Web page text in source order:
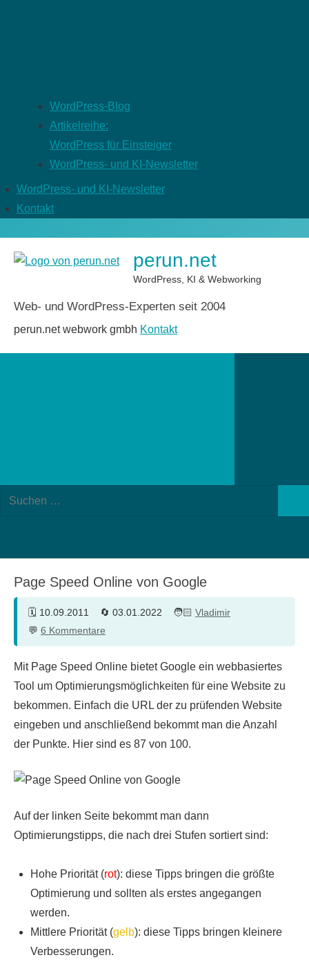
WordPress-Blog
Artikelreihe:
WordPress für Einsteiger
WordPress- und KI-Newsletter
WordPress- und KI-Newsletter
Kontakt
perun.net
WordPress, KI & Webworking
Web- und WordPress-Experten seit 2004
perun.net webwork gmbh Kontakt
Suchen
Page Speed Online von Google
10.09.2011 03.01.2022
Vladimir
6 Kommentare
Mit Page Speed Online bietet Google ein webbasiertes
Tool um Optimierungsmöglichkeiten für eine Website zu
bekommen. Einfach die URL der zu prüfenden Website
eingeben und anschließend bekommt man die Anzahl
der Punkte. Hier sind es 87 von 100.
Auf der linken Seite bekommt man dann
Optimierungstipps, die nach drei Stufen sortiert sind:
Hohe Priorität (rot): diese Tipps bringen die größte
Optimierung und sollten als erstes angegangen
werden.
Mittlere Priorität (gelb): diese Tipps bringen kleinere
Verbesserungen.